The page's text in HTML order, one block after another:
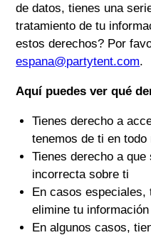
de datos, tienes una
tratamiento de tu
estos derechos? Por
espana@partytent.com.
Aquí puedes ver qué
Tienes derecho a
tenemos de ti en todo
Tienes derecho a
incorrecta sobre ti
En casos especiales,
elimine tu información
En algunos casos,